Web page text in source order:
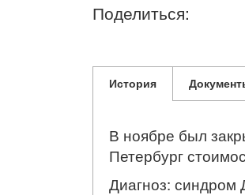
Поделиться:
История
В ноябре был
Петербург
Диагноз: синдром